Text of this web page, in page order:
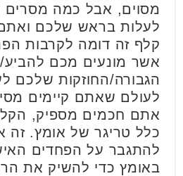
מסוים, אבל כמה מסרים
לעלות בראש שלכם
קלף זה דומה לקרבות
אשר מונעים מכם
הגבורה/החוזקות שלכם
לעולם שאתם קיימים
אתם חכמים מספיק,
כלל טריגר של אומץ. זה
להתגבר על הפחדים
באומץ כדי להשיק את